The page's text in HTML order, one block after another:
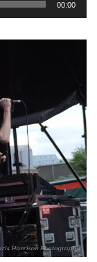
00:00